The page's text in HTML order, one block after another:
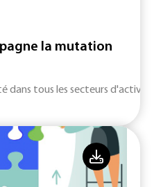
la mutation
dans tous les secteurs